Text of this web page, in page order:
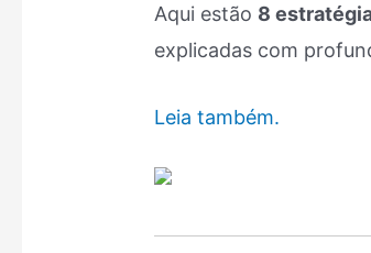
Aqui estão 8
explicadas com
Leia também.